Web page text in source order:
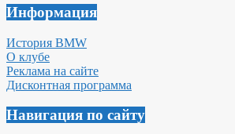
Информация
История BMW
О клубе
Реклама на сайте
Дисконтная программа
Навигация по сайту